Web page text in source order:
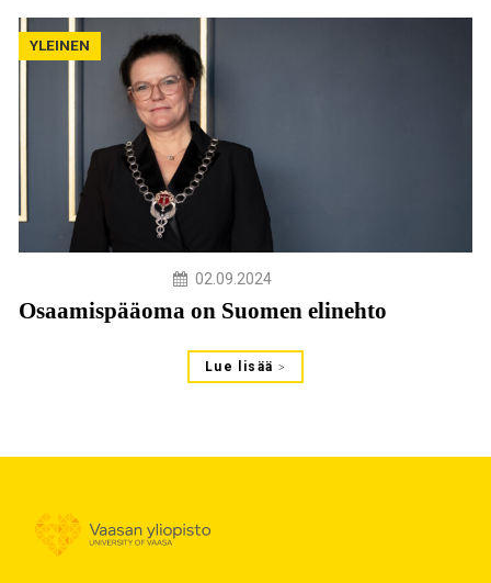
YLEINEN
02.09.2024
Osaamispääoma on Suomen elinehto
Lue lisää